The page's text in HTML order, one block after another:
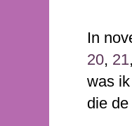
In
20, 21,
was
die